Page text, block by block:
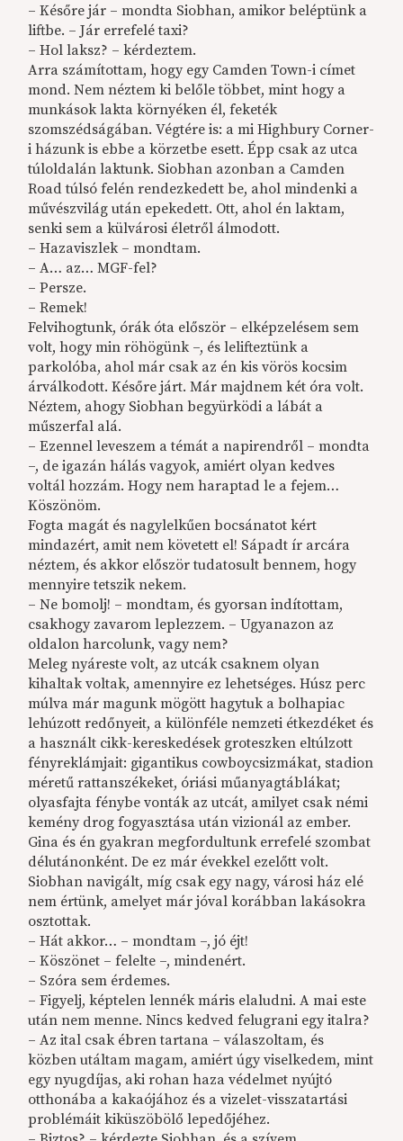
– Későre jár – mondta Siobhan, amikor beléptünk a
liftbe. – Jár errefelé taxi?
– Hol laksz? – kérdeztem.
Arra számítottam, hogy egy Camden Town-i címet
mond. Nem néztem ki belőle többet, mint hogy a
munkások lakta környéken él, feketék
szomszédságában. Végtére is: a mi Highbury Corner-
i házunk is ebbe a körzetbe esett. Épp csak az utca
túloldalán laktunk. Siobhan azonban a Camden
Road túlsó felén rendezkedett be, ahol mindenki a
művészvilág után epekedett. Ott, ahol én laktam,
senki sem a külvárosi életről álmodott.
– Hazaviszlek – mondtam.
– A… az… MGF-fel?
– Persze.
– Remek!
Felvihogtunk, órák óta először – elképzelésem sem
volt, hogy min röhögünk –, és lelifteztünk a
parkolóba, ahol már csak az én kis vörös kocsim
árválkodott. Későre járt. Már majdnem két óra volt.
Néztem, ahogy Siobhan begyürködi a lábát a
műszerfal alá.
– Ezennel leveszem a témát a napirendről – mondta
–, de igazán hálás vagyok, amiért olyan kedves
voltál hozzám. Hogy nem haraptad le a fejem…
Köszönöm.
Fogta magát és nagylelkűen bocsánatot kért
mindazért, amit nem követett el! Sápadt ír arcára
néztem, és akkor először tudatosult bennem, hogy
mennyire tetszik nekem.
– Ne bomolj! – mondtam, és gyorsan indítottam,
csakhogy zavarom leplezzem. – Ugyanazon az
oldalon harcolunk, vagy nem?
Meleg nyáreste volt, az utcák csaknem olyan
kihaltak voltak, amennyire ez lehetséges. Húsz perc
múlva már magunk mögött hagytuk a bolhapiac
lehúzott redőnyeit, a különféle nemzeti étkezdéket és
a használt cikk-kereskedések groteszken eltúlzott
fényreklámjait: gigantikus cowboycsizmákat, stadion
méretű rattanszékeket, óriási műanyagtáblákat;
olyasfajta fénybe vonták az utcát, amilyet csak némi
kemény drog fogyasztása után vizionál az ember.
Gina és én gyakran megfordultunk errefelé szombat
délutánonként. De ez már évekkel ezelőtt volt.
Siobhan navigált, míg csak egy nagy, városi ház elé
nem értünk, amelyet már jóval korábban lakásokra
osztottak.
– Hát akkor… – mondtam –, jó éjt!
– Köszönet – felelte –, mindenért.
– Szóra sem érdemes.
– Figyelj, képtelen lennék máris elaludni. A mai este
után nem menne. Nincs kedved felugrani egy italra?
– Az ital csak ébren tartana – válaszoltam, és
közben utáltam magam, amiért úgy viselkedem, mint
egy nyugdíjas, aki rohan haza védelmet nyújtó
otthonába a kakaójához és a vizelet-visszatartási
problémáit kiküszöbölő lepedőjéhez.